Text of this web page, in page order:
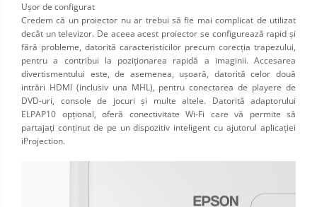
Uşor de configurat
Credem că un proiector nu ar trebui să fie mai complicat de utilizat
decât un televizor. De aceea acest proiector se configurează rapid şi
fără probleme, datorită caracteristicilor precum corecţia trapezului,
pentru a contribui la poziţionarea rapidă a imaginii. Accesarea
divertismentului este, de asemenea, uşoară, datorită celor două
intrări HDMI (inclusiv una MHL), pentru conectarea de playere de
DVD-uri, console de jocuri şi multe altele. Datorită adaptorului
ELPAP10 opţional, oferă conectivitate Wi-Fi care vă permite să
partajaţi conţinut de pe un dispozitiv inteligent cu ajutorul aplicaţiei
iProjection.